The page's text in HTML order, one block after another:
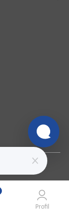
Profil